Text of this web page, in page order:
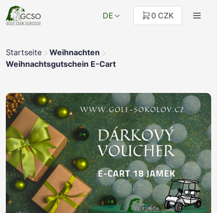
DE 0 CZK
Startseite
Weihnachten
Weihnachtsgutschein E-Cart